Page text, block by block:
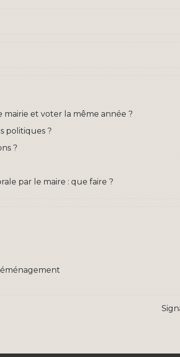
et voter la même année ?
politiques ?
?
par le maire : que faire ?